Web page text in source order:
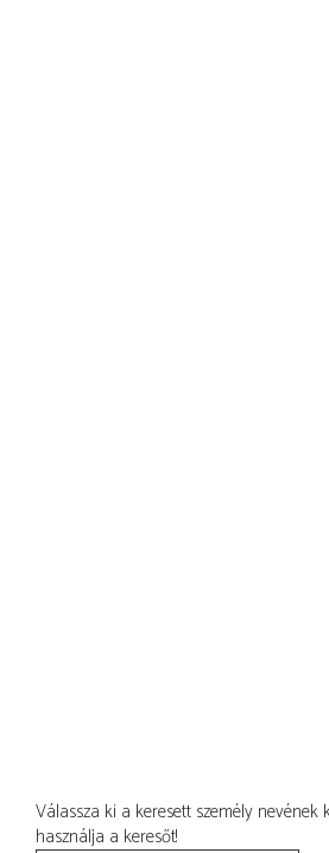
Válassza ki a keresett személy nevének
használja a keresőt!